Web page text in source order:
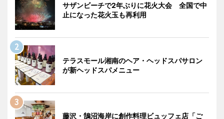
サザンビーチで2年ぶりに花火大会 全国で中
止になった花火玉も再利用
テラスモール湘南のヘア・ヘッドスパサロン
が新ヘッドスパメニュー
藤沢・鵠沼海岸に創作料理ビュッフェ店「ご